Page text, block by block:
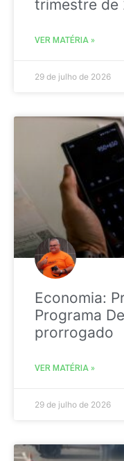
trimestre de
VER MATÉRIA »
29 de julho de 2026
Economia:
Programa
prorrogado
VER MATÉRIA »
29 de julho de 2026